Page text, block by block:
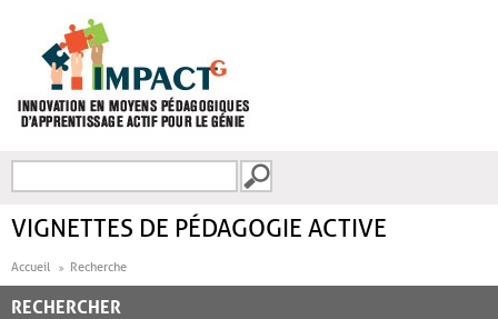
FORMULAIRE DE
VIGNETTES DE PÉDAGOGIE ACTIVE
Accueil Recherche
RECHERCHER